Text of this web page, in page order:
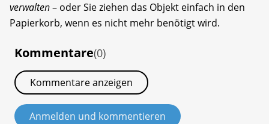
verwalten– oder Sie ziehen das Objekt einfach in den
Papierkorb, wenn es nicht mehr benötigt wird.
Kommentare(0)
Kommentare anzeigen
Anmelden und kommentieren